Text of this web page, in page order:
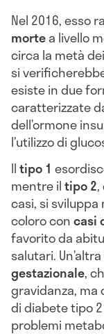
Nel 2016, esso
mortea livello
circa la metà
si
esiste in due
caratterizzate
dell’ormone
l’utilizzo di
Iltipo 1
mentre iltipo 2
casi, si
coloro concasi
favorito da
salutari.
gestazionale,
gravidanza, ma
di diabete tipo
problemi